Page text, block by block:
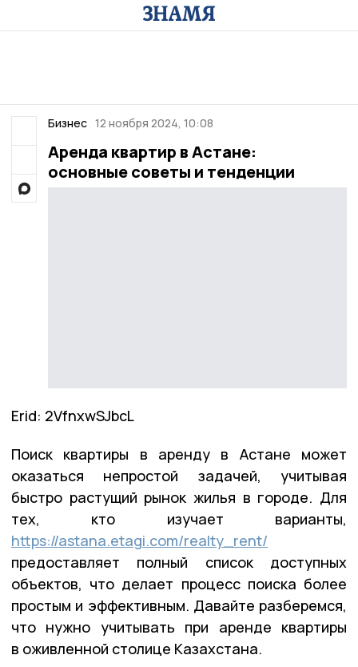
Бизнес 12 ноября 2024, 10:08
Аренда квартир в Астане:
основные советы и тенденции
Erid: 2VfnxwSJbcL
Поиск квартиры в аренду в Астане может
оказаться непростой задачей, учитывая
быстро растущий рынок жилья в городе. Для
тех, кто изучает варианты,
https://astana.etagi.com/realty_rent/
предоставляет полный список доступных
объектов, что делает процесс поиска более
простым и эффективным. Давайте разберемся,
что нужно учитывать при аренде квартиры
в оживленной столице Казахстана.